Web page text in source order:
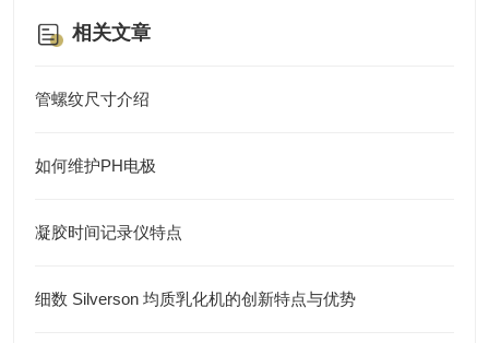
相关文章
管螺纹尺寸介绍
如何维护PH电极
凝胶时间记录仪特点
细数 Silverson 均质乳化机的创新特点与优势